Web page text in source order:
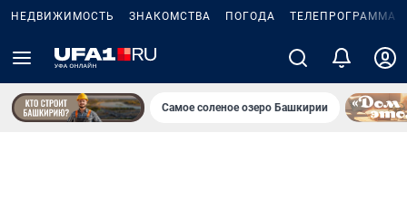
НЕДВИЖИМОСТЬ ЗНАКОМСТВА ПОГОДА ТЕЛЕПРОГРАММА
Самое соленое озеро Башкирии